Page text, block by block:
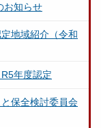
お知らせ
地域紹介（令和
年度認定
保全検討委員会